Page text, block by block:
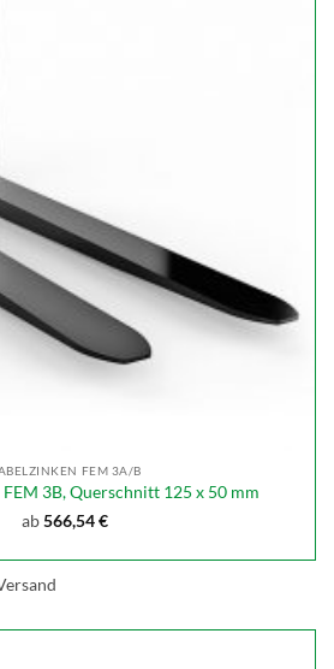
FEM 3A/B
FEM 3B, Querschnitt 125 x 50 mm
ab566,54€